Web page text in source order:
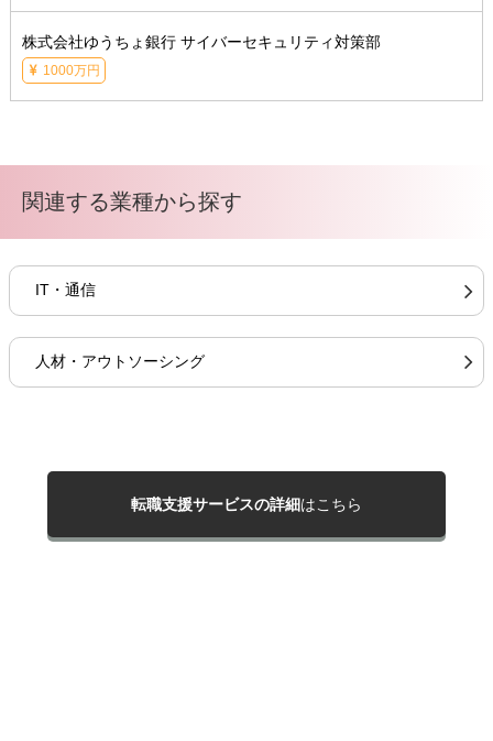
株式会社ゆうちょ銀行 サイバーセキュリティ対策部
1000万円
関連する業種から探す
IT・通信
人材・アウトソーシング
転職支援サービスの詳細はこちら